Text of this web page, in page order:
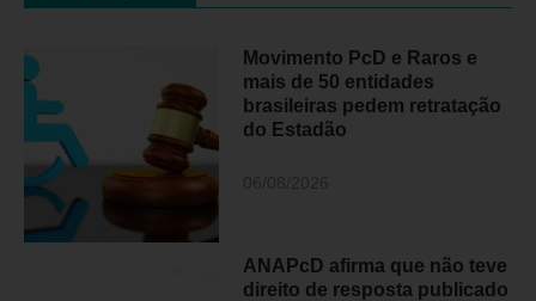
Movimento PcD e Raros e
mais de 50 entidades
brasileiras pedem retratação
do Estadão
ANAPcD afirma que não teve
direito de resposta publicado